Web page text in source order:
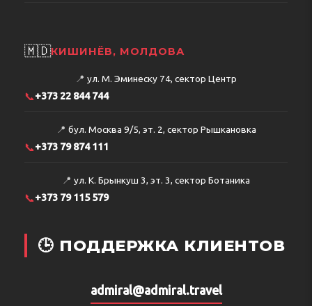
🇲🇩КИШИНЁВ, МОЛДОВА
📍 ул. М. Эминеску 74, сектор Центр
📞+373 22 844 744
📍 бул. Москва 9/5, эт. 2, сектор Рышкановка
📞+373 79 874 111
📍 ул. К. Брынкуш 3, эт. 3, сектор Ботаника
📞+373 79 115 579
🕒 ПОДДЕРЖКА КЛИЕНТОВ
admiral@admiral.travel